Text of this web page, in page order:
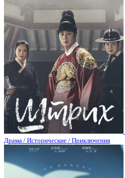
Драма / Исторические / Приключения